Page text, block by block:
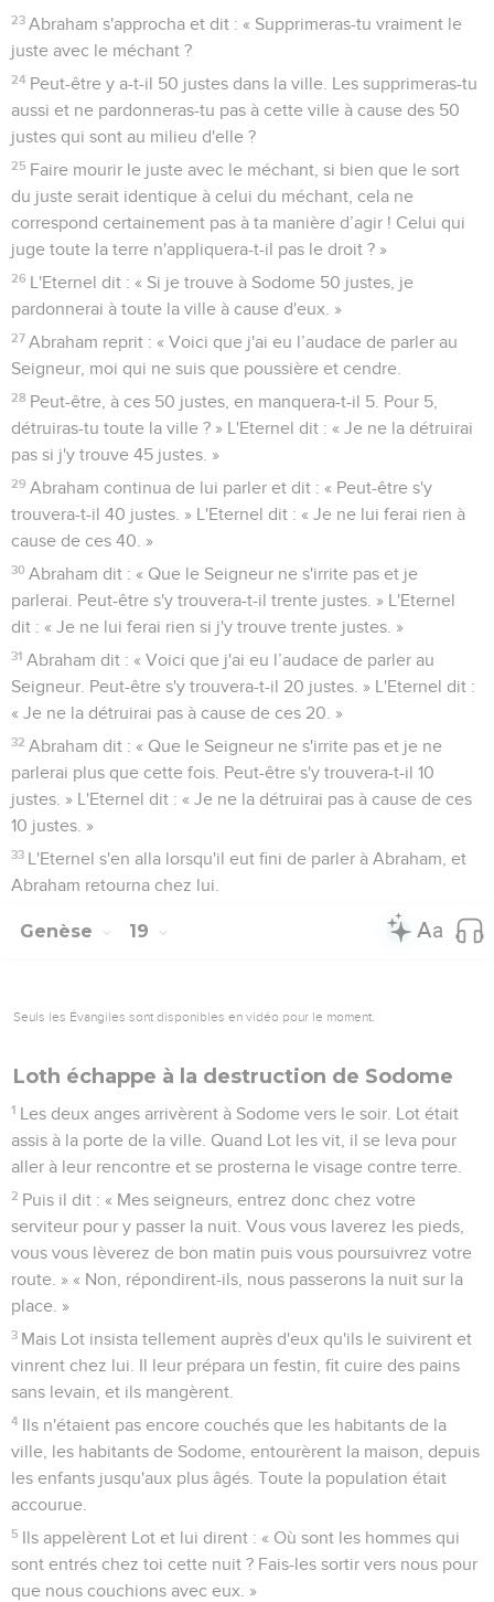
23 Abraham s'approcha et dit : « Supprimeras-tu vraiment le
juste avec le méchant ?
24 Peut-être y a-t-il 50 justes dans la ville. Les supprimeras-tu
aussi et ne pardonneras-tu pas à cette ville à cause des 50
justes qui sont au milieu d'elle ?
25 Faire mourir le juste avec le méchant, si bien que le sort
du juste serait identique à celui du méchant, cela ne
correspond certainement pas à ta manière d’agir ! Celui qui
juge toute la terre n'appliquera-t-il pas le droit ? »
26 L'Eternel dit : « Si je trouve à Sodome 50 justes, je
pardonnerai à toute la ville à cause d'eux. »
27 Abraham reprit : « Voici que j'ai eu l’audace de parler au
Seigneur, moi qui ne suis que poussière et cendre.
28 Peut-être, à ces 50 justes, en manquera-t-il 5. Pour 5,
détruiras-tu toute la ville ? » L'Eternel dit : « Je ne la détruirai
pas si j'y trouve 45 justes. »
29 Abraham continua de lui parler et dit : « Peut-être s'y
trouvera-t-il 40 justes. » L'Eternel dit : « Je ne lui ferai rien à
cause de ces 40. »
30 Abraham dit : « Que le Seigneur ne s'irrite pas et je
parlerai. Peut-être s'y trouvera-t-il trente justes. » L'Eternel
dit : « Je ne lui ferai rien si j'y trouve trente justes. »
31 Abraham dit : « Voici que j'ai eu l’audace de parler au
Seigneur. Peut-être s'y trouvera-t-il 20 justes. » L'Eternel dit :
« Je ne la détruirai pas à cause de ces 20. »
32 Abraham dit : « Que le Seigneur ne s'irrite pas et je ne
parlerai plus que cette fois. Peut-être s'y trouvera-t-il 10
justes. » L'Eternel dit : « Je ne la détruirai pas à cause de ces
10 justes. »
33 L'Eternel s'en alla lorsqu'il eut fini de parler à Abraham, et
Abraham retourna chez lui.
Genèse 19
Seuls les Évangiles sont disponibles en vidéo pour le moment.
Loth échappe à la destruction de Sodome
1 Les deux anges arrivèrent à Sodome vers le soir. Lot était
assis à la porte de la ville. Quand Lot les vit, il se leva pour
aller à leur rencontre et se prosterna le visage contre terre.
2 Puis il dit : « Mes seigneurs, entrez donc chez votre
serviteur pour y passer la nuit. Vous vous laverez les pieds,
vous vous lèverez de bon matin puis vous poursuivrez votre
route. » « Non, répondirent-ils, nous passerons la nuit sur la
place. »
3 Mais Lot insista tellement auprès d'eux qu'ils le suivirent et
vinrent chez lui. Il leur prépara un festin, fit cuire des pains
sans levain, et ils mangèrent.
4 Ils n'étaient pas encore couchés que les habitants de la
ville, les habitants de Sodome, entourèrent la maison, depuis
les enfants jusqu'aux plus âgés. Toute la population était
accourue.
5 Ils appelèrent Lot et lui dirent : « Où sont les hommes qui
sont entrés chez toi cette nuit ? Fais-les sortir vers nous pour
que nous couchions avec eux. »